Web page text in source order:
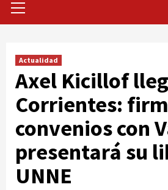
Menu
Actualidad
Axel Kicillof
Corrientes:
convenios con
presentará su
UNNE